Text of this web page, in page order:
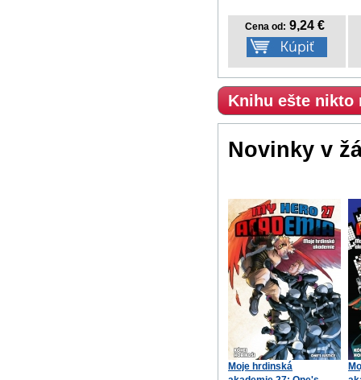
Cena od: 9,24 €
Knihu ešte nikto
Novinky v
Moje hrdinská